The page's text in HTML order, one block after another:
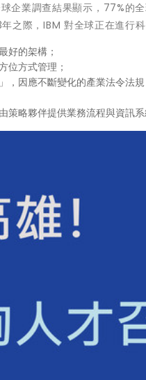
業調查結果顯示，77%的全
際，IBM 對全球正在進行
好的架構；
位方式管理；
，因應不斷變化的產業法令法
策略夥伴提供業務流程與資訊